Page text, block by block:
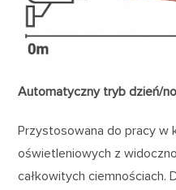
Automatyczny tryb dzień/
Przystosowana do pracy w
oświetleniowych z
całkowitych ciemnościach.